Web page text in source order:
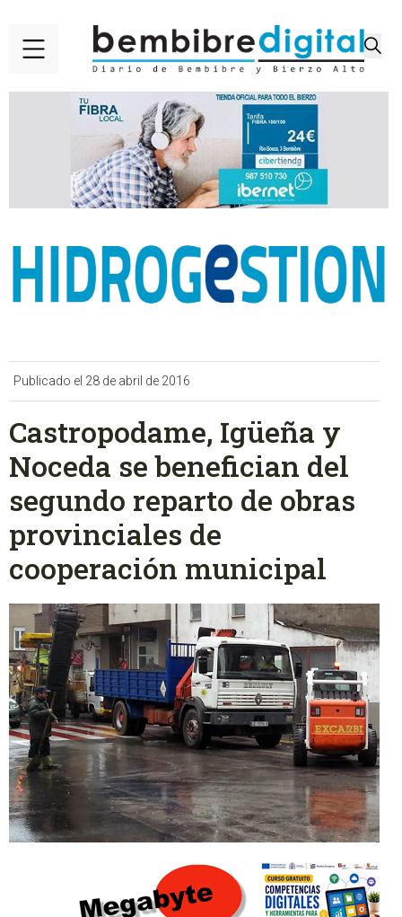
Publicado el 28 de abril de 2016
Castropodame, Igüeña y
Noceda se benefician del
segundo reparto de obras
provinciales de
cooperación municipal